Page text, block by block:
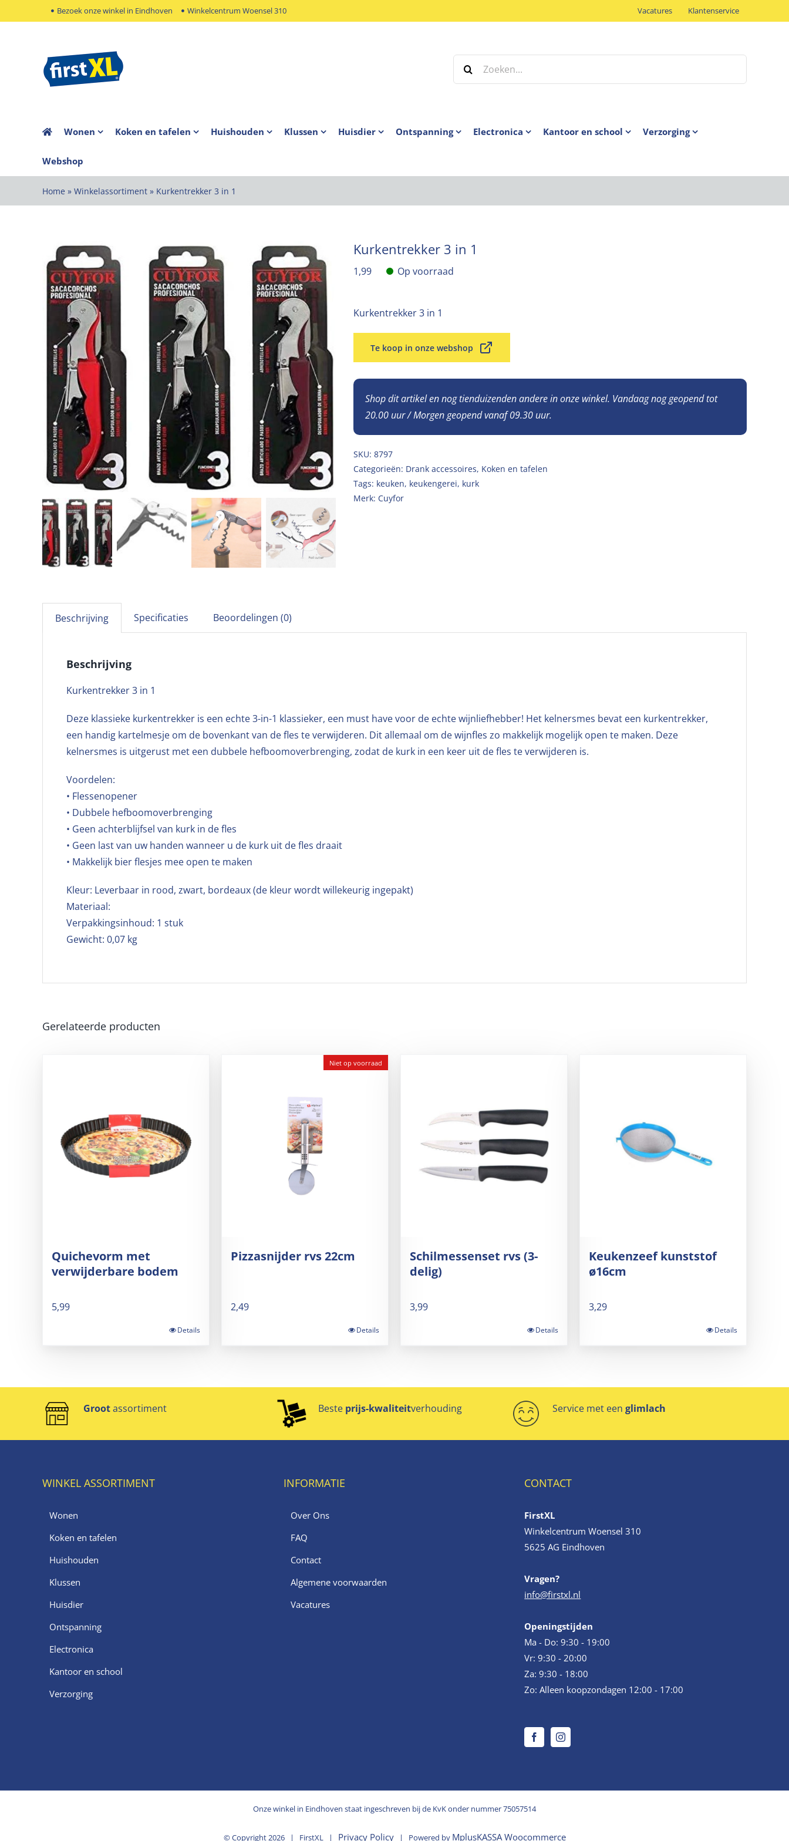
naar
Bezoek onze winkel in Eindhoven Winkelcentrum Woensel 310 Vacatures Klantenservice
Zoeken
naar:
Wonen Koken en tafelen Huishouden Klussen Huisdier Ontspanning Electronica Kantoor en school Verzorging
Webshop
Home » Winkelassortiment » Kurkentrekker 3 in 1
Kurkentrekker 3 in 1
1,99 Op voorraad
Kurkentrekker 3 in 1
Te koop in onze webshop
Shop dit artikel en nog tienduizenden andere in onze winkel. Vandaag nog geopend tot
20.00 uur / Morgen geopend vanaf 09.30 uur.
SKU: 8797
Categorieën: Drank accessoires, Koken en tafelen
Tags: keuken, keukengerei, kurk
Merk: Cuyfor
Beschrijving Specificaties Beoordelingen (0)
Beschrijving
Kurkentrekker 3 in 1
Deze klassieke kurkentrekker is een echte 3-in-1 klassieker, een must have voor de echte wijnliefhebber! Het kelnersmes bevat een kurkentrekker,
een handig kartelmesje om de bovenkant van de fles te verwijderen. Dit allemaal om de wijnfles zo makkelijk mogelijk open te maken. Deze
kelnersmes is uitgerust met een dubbele hefboomoverbrenging, zodat de kurk in een keer uit de fles te verwijderen is.
Voordelen:
• Flessenopener
• Dubbele hefboomoverbrenging
• Geen achterblijfsel van kurk in de fles
• Geen last van uw handen wanneer u de kurk uit de fles draait
• Makkelijk bier flesjes mee open te maken
Kleur: Leverbaar in rood, zwart, bordeaux (de kleur wordt willekeurig ingepakt)
Materiaal:
Verpakkingsinhoud: 1 stuk
Gewicht: 0,07 kg
Gerelateerde producten
Quichevorm met
verwijderbare bodem
5,99
Details
Niet op voorraad
Pizzasnijder rvs 22cm
2,49
Details
Schilmessenset rvs (3-
delig)
3,99
Details
Keukenzeef kunststof
ø16cm
3,29
Details
Grootassortiment Beste prijs-kwaliteitverhouding Service met eenglimlach
WINKEL ASSORTIMENT
Wonen
Koken en tafelen
Huishouden
Klussen
Huisdier
Ontspanning
Electronica
Kantoor en school
Verzorging
INFORMATIE
Over Ons
FAQ
Contact
Algemene voorwaarden
Vacatures
CONTACT
FirstXL
Winkelcentrum Woensel 310
5625 AG Eindhoven
Vragen?
info@firstxl.nl
Openingstijden
Ma - Do: 9:30 - 19:00
Vr: 9:30 - 20:00
Za: 9:30 - 18:00
Zo: Alleen koopzondagen 12:00 - 17:00
Onze winkel in Eindhoven staat ingeschreven bij de KvK onder nummer 75057514
© Copyright2026 | FirstXL | Privacy Policy| Powered by MplusKASSA Woocommerce